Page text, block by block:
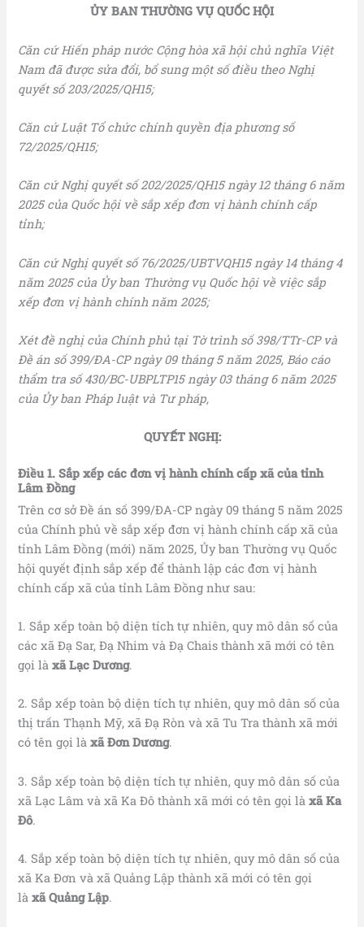
ỦY BAN THƯỜNG VỤ QUỐC HỘI
Căn cứ Hiến pháp nước Cộng hòa xã hội chủ nghĩa Việt
Nam đã được sửa đổi, bổ sung một số điều theo Nghị
quyết số 203/2025/QH15;
Căn cứ Luật Tổ chức chính quyền địa phương số
72/2025/QH15;
Căn cứ Nghị quyết số 202/2025/QH15 ngày 12 tháng 6 năm
2025 của Quốc hội về sắp xếp đơn vị hành chính cấp
tỉnh;
Căn cứ Nghị quyết số 76/2025/UBTVQH15 ngày 14 tháng 4
năm 2025 của Ủy ban Thường vụ Quốc hội về việc sắp
xếp đơn vị hành chính năm 2025;
Xét đề nghị của Chính phủ tại Tờ trình số 398/TTr-CP và
Đề án số 399/ĐA-CP ngày 09 tháng 5 năm 2025, Báo cáo
thẩm tra số 430/BC-UBPLTP15 ngày 03 tháng 6 năm 2025
của Ủy ban Pháp luật và Tư pháp,
QUYẾT NGHỊ:
Điều 1. Sắp xếp các đơn vị hành chính cấp xãcủa tỉnh
Lâm Đồng
Trên cơ sở Đề án số 399/ĐA-CP ngày 09 tháng 5 năm 2025
của Chính phủ về sắp xếp đơn vị hành chính cấp xã của
tỉnh Lâm Đồng (mới) năm 2025, Ủy ban Thường vụ Quốc
hội quyết định sắp xếp để thành lập các đơn vị hành
chính cấp xã của tỉnh Lâm Đồng như sau:
1. Sắp xếp toàn bộ diện tích tự nhiên, quy mô dân số của
các xã Đạ Sar, Đạ Nhim và Đạ Chais thành xã mới có tên
gọi làxã Lạc Dương.
2. Sắp xếp toàn bộ diện tích tự nhiên, quy mô dân số của
thị trấn Thạnh Mỹ, xã Đạ Ròn và xã Tu Tra thành xã mới
có tên gọi làxã Đơn Dương.
3. Sắp xếp toàn bộ diện tích tự nhiên, quy mô dân số của
xã Lạc Lâm và xã Ka Đô thành xã mới có tên gọi làxã Ka
Đô.
4. Sắp xếp toàn bộ diện tích tự nhiên, quy mô dân số của
xã Ka Đơn và xã Quảng Lập thành xã mới có tên gọi
làxã Quảng Lập.